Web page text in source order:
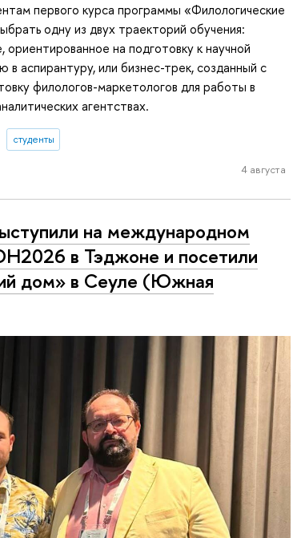
первого курса программы «Филологические
одну из двух траекторий обучения:
ориентированное на подготовку к научной
в аспирантуру, или бизнес-трек, созданный с
филологов-маркетологов для работы в
агентствах.
студенты
4 августа
на международном
в Тэджоне и посетили
дом» в Сеуле (Южная